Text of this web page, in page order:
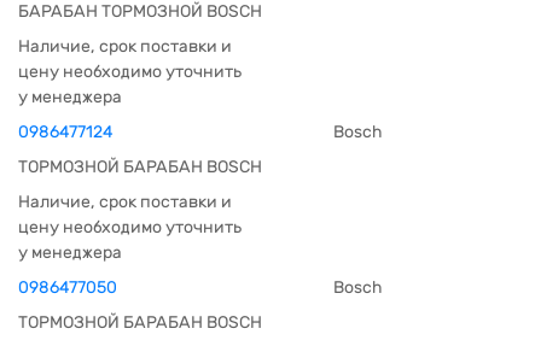
БАРАБАН ТОРМОЗНОЙ BOSCH
Наличие, срок поставки и
цену необходимо уточнить
у менеджера
0986477124
Bosch
ТОРМОЗНОЙ БАРАБАН BOSCH
Наличие, срок поставки и
цену необходимо уточнить
у менеджера
0986477050
Bosch
ТОРМОЗНОЙ БАРАБАН BOSCH